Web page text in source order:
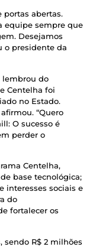
portas abertas.
equipe sempre que
Desejamos
o presidente da
lembrou do
Centelha foi
no Estado.
“Quero
O sucesso é
perder o
Centelha,
base tecnológica;
interesses sociais e
do
fortalecer os
sendo R$ 2 milhões